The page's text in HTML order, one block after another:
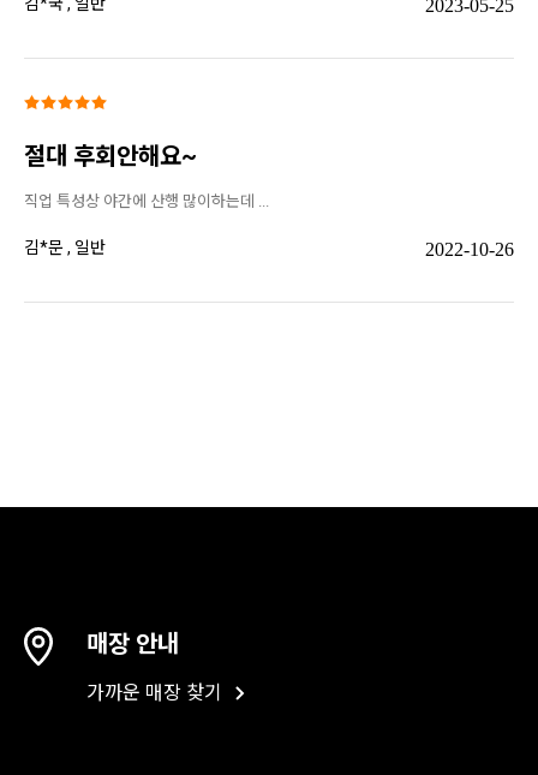
매장 안내
가까운 매장 찾기